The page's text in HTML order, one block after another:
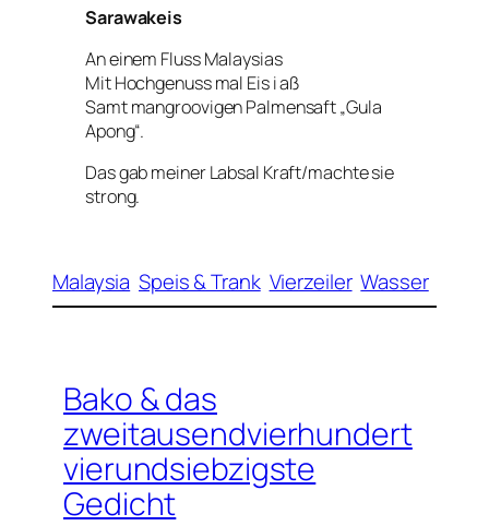
Sarawakeis
An einem Fluss Malaysias
Mit Hochgenuss mal Eis i aß
Samt mangroovigen Palmensaft „Gula
Apong“.
Das gab meiner Labsal Kraft/machte sie
strong.
Malaysia Speis & Trank Vierzeiler Wasser
Bako & das
zweitausendvierhundert
vierundsiebzigste
Gedicht